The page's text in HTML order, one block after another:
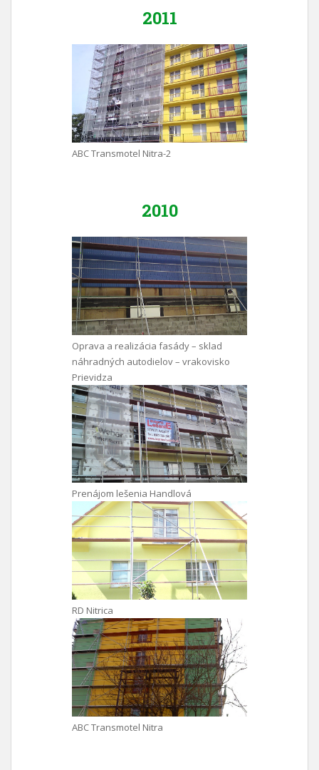
2011
ABC Transmotel Nitra-2
2010
Oprava a realizácia fasády – sklad
náhradných autodielov – vrakovisko
Prievidza
Prenájom lešenia Handlová
RD Nitrica
ABC Transmotel Nitra